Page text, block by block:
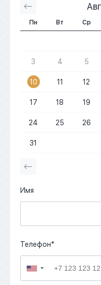
Пн Вт Ср
3 4 5
10 11 12
17 18 19
24 25 26
31
Имя
Телефон*
▼